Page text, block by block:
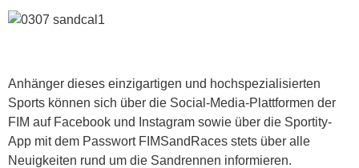
Anhänger dieses einzigartigen und hochspezialisierten
Sports können sich über die Social-Media-Plattformen der
FIM auf Facebook und Instagram sowie über die Sportity-
App mit dem Passwort FIMSandRaces stets über alle
Neuigkeiten rund um die Sandrennen informieren.